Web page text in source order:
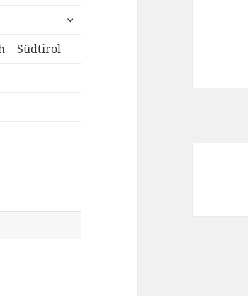
untermenü
+ Südtirol